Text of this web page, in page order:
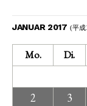
JANUAR 2017 (平
Mo. Di.
2
3